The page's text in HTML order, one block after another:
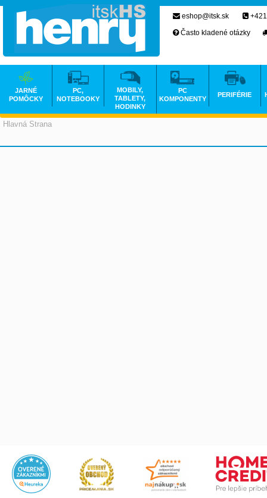
Hlavná Strana
eshop@itsk.sk
Často kladené otázky
JARNÉ
POMÔCKY
PC,
NOTEBOOKY
MOBILY,
TABLETY,
HODINKY
PC
KOMPONENTY
PERIFÉRIE